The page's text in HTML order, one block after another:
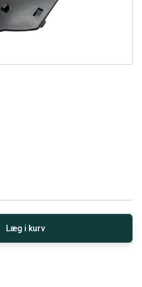
Læg i kurv